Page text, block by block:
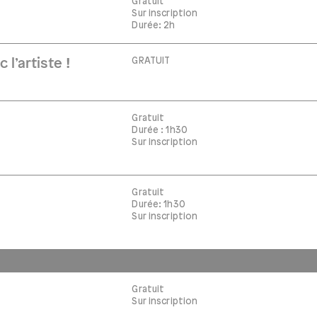
Sur inscription
Durée: 2h
l’artiste ! GRATUIT
Gratuit
Durée : 1h30
Sur inscription
Gratuit
Durée: 1h30
Sur inscription
Gratuit
Sur inscription